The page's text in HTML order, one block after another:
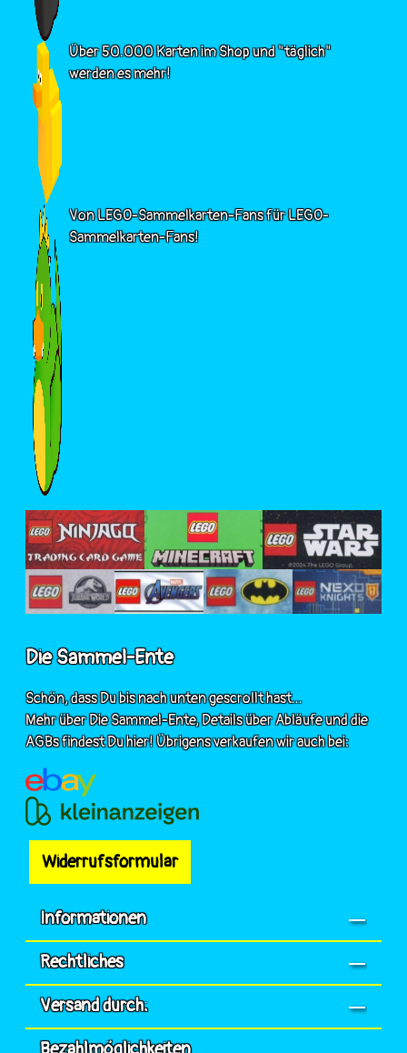
Über 50.000 Karten im Shop und "täglich"
werden es mehr!
Von LEGO-Sammelkarten-Fans für LEGO-
Sammelkarten-Fans!
Die Sammel-Ente
Schön, dass Du bis nach unten gescrollt hast...
Mehr über Die Sammel-Ente, Details über Abläufe und die
AGBs findest Du hier! Übrigens verkaufen wir auch bei:
Widerrufsformular
Informationen
Rechtliches
Versand durch: